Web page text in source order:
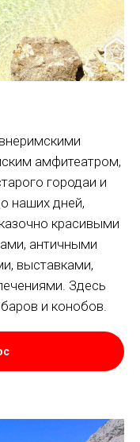
амфитеатром,
городаи и
наших дней,
красивыми
античными
выставками,
Здесь
и конобов.